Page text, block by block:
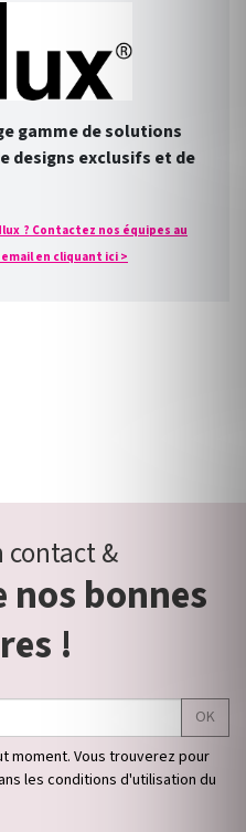
gamme de solutions
designs exclusifs et de
? Contactez nos équipes au
email en cliquant ici >
contact &
nos bonnes
!
OK
moment. Vous trouverez pour
les conditions d'utilisation du